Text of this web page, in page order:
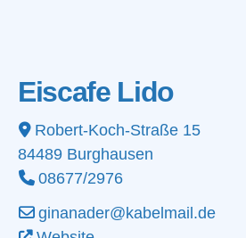
Eiscafe Lido
Robert-Koch-Straße 15
84489 Burghausen
08677/2976
ginanader@kabelmail.de